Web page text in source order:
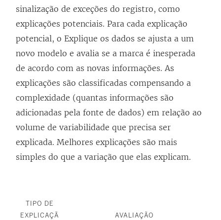
sinalização de exceções do registro, como
explicações potenciais. Para cada explicação
potencial, o Explique os dados se ajusta a um
novo modelo e avalia se a marca é inesperada
de acordo com as novas informações. As
explicações são classificadas compensando a
complexidade (quantas informações são
adicionadas pela fonte de dados) em relação ao
volume de variabilidade que precisa ser
explicada. Melhores explicações são mais
simples do que a variação que elas explicam.
TIPO DE
EXPLICAÇÃ
AVALIAÇÃO